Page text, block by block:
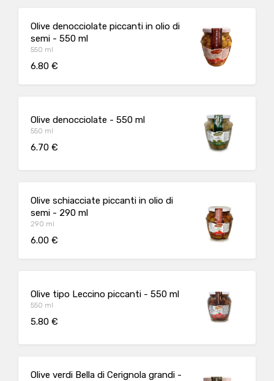
Olive denocciolate piccanti in olio di
semi - 550 ml
550 ml
6.80 €
Olive denocciolate - 550 ml
550 ml
6.70 €
Olive schiacciate piccanti in olio di
semi - 290 ml
290 ml
6.00 €
Olive tipo Leccino piccanti - 550 ml
550 ml
5.80 €
Olive verdi Bella di Cerignola grandi -